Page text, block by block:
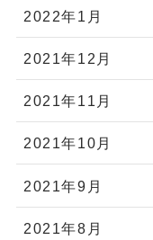
2022年1月
2021年12月
2021年11月
2021年10月
2021年9月
2021年8月